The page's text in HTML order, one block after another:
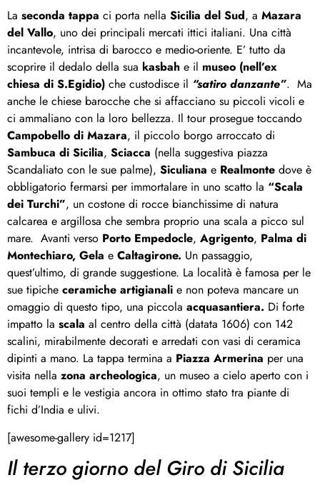
La seconda tappa ci porta nella Sicilia del Sud, a Mazara
del Vallo, uno dei principali mercati ittici italiani. Una città
incantevole, intrisa di barocco e medio-oriente. E’ tutto da
scoprire il dedalo della sua kasbah e il museo (nell’ex
chiesa di S.Egidio) che custodisce il “satiro danzante”. Ma
anche le chiese barocche che si affacciano su piccoli vicoli e
ci ammaliano con la loro bellezza. Il tour prosegue toccando
Campobello di Mazara, il piccolo borgo arroccato di
Sambuca di Sicilia, Sciacca (nella suggestiva piazza
Scandaliato con le sue palme), Siculiana e Realmonte dove è
obbligatorio fermarsi per immortalare in uno scatto la “Scala
dei Turchi”, un costone di rocce bianchissime di natura
calcarea e argillosa che sembra proprio una scala a picco sul
mare. Avanti verso Porto Empedocle, Agrigento, Palma di
Montechiaro, Gela e Caltagirone. Un passaggio,
quest’ultimo, di grande suggestione. La località è famosa per le
sue tipiche ceramiche artigianali e non poteva mancare un
omaggio di questo tipo, una piccola acquasantiera. Di forte
impatto la scala al centro della città (datata 1606) con 142
scalini, mirabilmente decorati e arredati con vasi di ceramica
dipinti a mano. La tappa termina a Piazza Armerina per una
visita nella zona archeologica, un museo a cielo aperto con i
suoi templi e le vestigia ancora in ottimo stato tra piante di
fichi d’India e ulivi.
[awesome-gallery id=1217]
Il terzo giorno del Giro di Sicilia